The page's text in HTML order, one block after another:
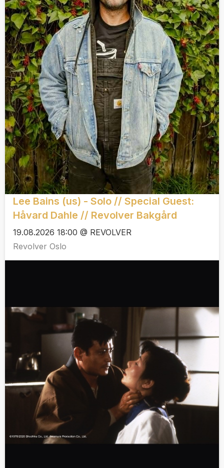
Lee Bains (us) - Solo // Special Guest:
Håvard Dahle // Revolver Bakgård
19.08.2026 18:00 @ REVOLVER
Revolver Oslo